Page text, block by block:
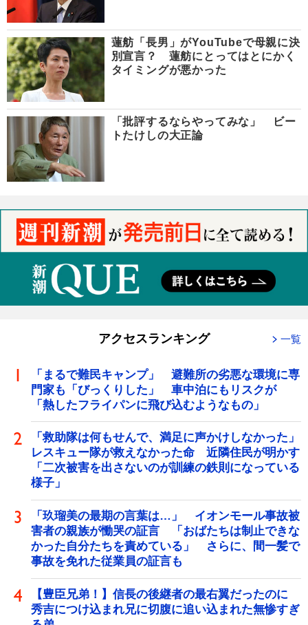
蓮舫「長男」がYouTubeで母親に決
別宣言？ 蓮舫にとってはとにかく
タイミングが悪かった
「批評するならやってみな」 ビー
トたけしの大正論
アクセスランキング 一覧
「まるで難民キャンプ」 避難所の劣悪な環境に専
門家も「びっくりした」 車中泊にもリスクが
「熱したフライパンに飛び込むようなもの」
「救助隊は何もせんで、満足に声かけしなかった」
レスキュー隊が救えなかった命 近隣住民が明かす
「二次被害を出さないのが訓練の鉄則になっている
様子」
「玖瑠美の最期の言葉は…」 イオンモール事故被
害者の親族が慟哭の証言 「おばたちは制止できな
かった自分たちを責めている」 さらに、間一髪で
事故を免れた従業員の証言も
【豊臣兄弟！】信長の後継者の最右翼だったのに
秀吉につけ込まれ兄に切腹に追い込まれた無惨すぎ